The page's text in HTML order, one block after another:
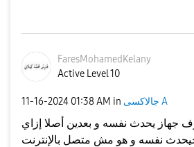
FaresMohamedKelany
Active Level 10
‎11-16-2024 01:38 AM in جالاكسى A
جهاز يحدث نفسه و بعدين أصلا إزاي
نفسه و هو مش متصل بالإنترنت